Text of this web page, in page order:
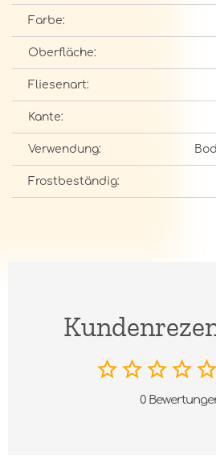
Farbe:
Oberfläche:
Fliesenart:
Kante:
Verwendung:
Frostbeständig:
0